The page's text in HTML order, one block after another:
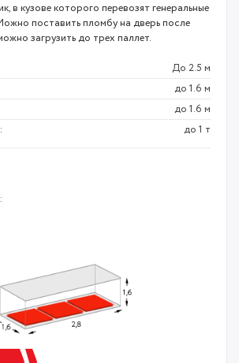
в кузове которого перевозят генеральные
поставить пломбу на дверь после
загрузить до трех паллет.
До 2.5 м
до 1.6 м
до 1.6 м
до 1 т